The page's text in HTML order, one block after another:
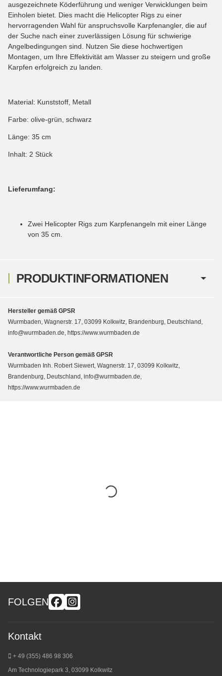
PRODUKTINFORMATIONEN
ausgezeichnete Köderführung und weniger Verwicklungen beim
Einholen bietet. Dies macht die Helicopter Rigs zu einer
hervorragenden Wahl für anspruchsvolle Karpfenangler, die auf
der Suche nach einer zuverlässigen Lösung für schwierige
Angelbedingungen sind. Nutzen Sie diese hochwertigen
Montagen, um Ihre Effektivität am Wasser zu steigern und große
Karpfen erfolgreich zu landen.
Material: Kunststoff, Metall
Farbe: olive-grün, schwarz
Länge: 35 cm
Inhalt: 2 Stück
Lieferumfang:
Zwei Helicopter Rigs zum Karpfenangeln mit einer Länge
von 35 cm.
Hersteller gemäß GPSR
Wurmbaden, Wagnerstr. 17, 03099 Kolkwitz, Brandenburg, Deutschland,
info@wurmbaden.de, https://www.wurmbaden.de
Verantwortliche Person gemäß GPSR
Wurmbaden Inh. Robert Siewert, Wagnerstr. 17, 03099 Kolkwitz,
Brandenburg, Deutschland, info@wurmbaden.de,
https://www.wurmbaden.de
FOLGEN
Kontakt
+ 49 (355) 486 98 306
Am Technologiepark 3, 03099 Kolkwitz